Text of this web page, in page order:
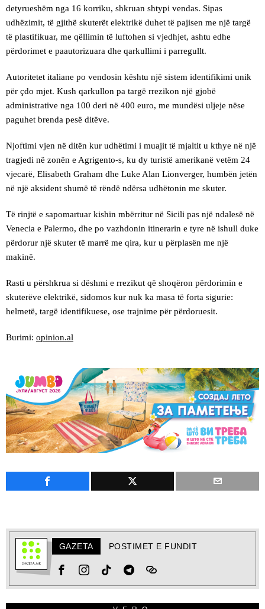
detyrueshëm nga 16 korriku, shkruan shtypi vendas. Sipas
udhëzimit, të gjithë skuterët elektrikë duhet të pajisen me një targë
të plastifikuar, me qëllimin të luftohen si vjedhjet, ashtu edhe
përdorimet e paautorizuara dhe qarkullimi i parregullt.
Autoritetet italiane po vendosin kështu një sistem identifikimi unik
për çdo mjet. Kush qarkullon pa targë rrezikon një gjobë
administrative nga 100 deri në 400 euro, me mundësi uljeje nëse
paguhet brenda pesë ditëve.
Njoftimi vjen në ditën kur udhëtimi i muajit të mjaltit u kthye në një
tragjedi në zonën e Agrigento-s, ku dy turistë amerikanë vetëm 24
vjecarë, Elisabeth Graham dhe Luke Alan Lionverger, humbën jetën
në një aksident shumë të rëndë ndërsa udhëtonin me skuter.
Të rinjtë e sapomartuar kishin mbërritur në Sicili pas një ndalesë në
Venecia e Palermo, dhe po vazhdonin itinerarin e tyre në ishull duke
përdorur një skuter të marrë me qira, kur u përplasën me një
makinë.
Rasti u përshkrua si dëshmi e rrezikut që shoqëron përdorimin e
skuterëve elektrikë, sidomos kur nuk ka masa të forta sigurie:
helmetë, targë identifikuese, ose trajnime për përdoruesit.
Burimi: opinion.al
GAZETA POSTIMET E FUNDIT